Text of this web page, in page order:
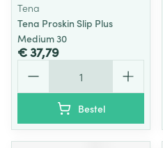
Tena
Tena Proskin Slip Plus
Medium 30
€ 37,79
Bestel